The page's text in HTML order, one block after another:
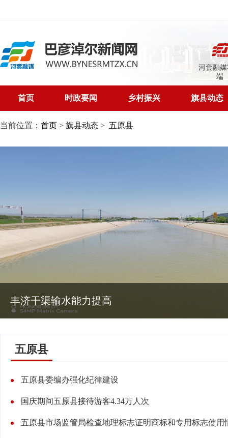
河套融
端
首页 时政要闻 乡村振兴 旗县动态
当前位置： 首页 > 旗县动态 > 五原县
丰济干渠输水能力提高
五原县
五原县委编办强化纪律建设
国庆期间五原县接待游客4.34万人次
五原县市场监管局检查地理标志证明商标和专用标志使用